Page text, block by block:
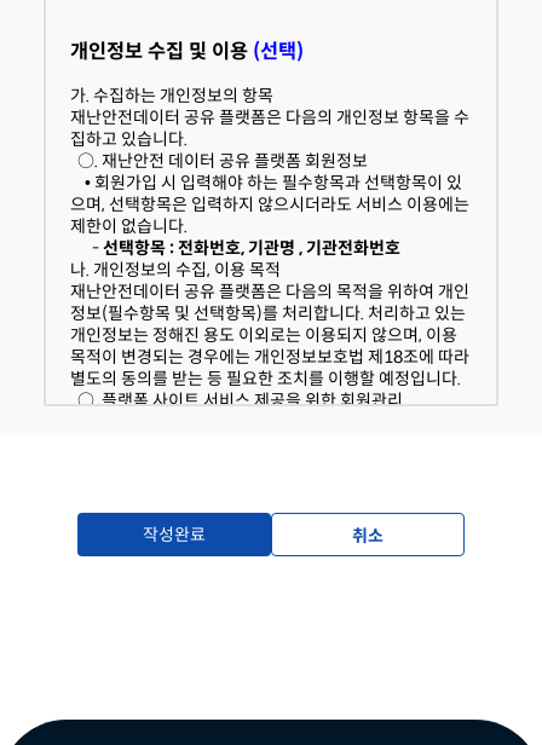
-재난안전데이터의 제공 및 활용신청
- 회원가입신청
다. 개인정보의 처리 및 보유기간
재난안전데이터 공유 플랫폼은 법령에 따른 개인정보 보유
ㆍ이용기간 또는 정보주체로부터 개인정보를 수집 시에 동
의 받은 개인정보 보유ㆍ이용기간 내에서 개인정보를 처리
ㆍ보유합니다.
○. 재난안전데이터 공유 플랫폼 회원정보
- 수집근거 : 정보주체의 동의
-보유기간 : 5년
라. 동의를 거부할 권리가 있다는 사실과 동의 거부에 따른
불이익 내용
이용자는 "재난안전데이터 공유 플랫폼"에서 수집하는 개
인정보에 대해 동의를 거부할 권리가 있으며, 동의 거부 시
에는 회원가입 및 재난안전데이터 공유 플랫폼 서비스 이
개인정보 수집 및 이용 (선택)
가. 수집하는 개인정보의 항목
재난안전데이터 공유 플랫폼은 다음의 개인정보 항목을 수
집하고 있습니다.
○. 재난안전 데이터 공유 플랫폼 회원정보
• 회원가입 시 입력해야 하는 필수항목과 선택항목이 있
으며, 선택항목은 입력하지 않으시더라도 서비스 이용에는
제한이 없습니다.
-선택항목 : 전화번호, 기관명 , 기관전화번호
나. 개인정보의 수집, 이용 목적
재난안전데이터 공유 플랫폼은 다음의 목적을 위하여 개인
정보(필수항목 및 선택항목)를 처리합니다. 처리하고 있는
개인정보는 정해진 용도 이외로는 이용되지 않으며, 이용
목적이 변경되는 경우에는 개인정보보호법 제18조에 따라
별도의 동의를 받는 등 필요한 조치를 이행할 예정입니다.
○. 플랫폼 사이트 서비스 제공을 위한 회원관리
• 선택 목적에 동의하지 않는 경우, 플랫폼 및 데이터 활
용 관련 정보 제공과 활용 현황조사 대상에서 제외됩니다.
○. 재난안전데이터 공유 플랫폼 회원정보
작성완료 취소